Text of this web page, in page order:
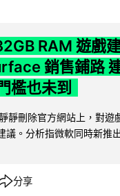
RAM 遊戲
銷售鋪路
檻也未到
靜刪除官方網站上，對遊
議。分析指微軟同時新推
分享